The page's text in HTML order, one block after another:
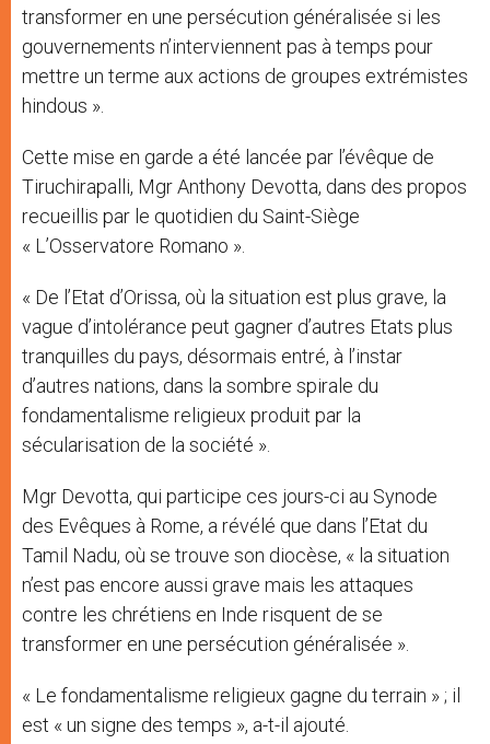
transformer en une persécution généralisée si les
gouvernements n’interviennent pas à temps pour
mettre un terme aux actions de groupes extrémistes
hindous ».
Cette mise en garde a été lancée par l’évêque de
Tiruchirapalli, Mgr Anthony Devotta, dans des propos
recueillis par le quotidien du Saint-Siège
« L’Osservatore Romano ».
« De l’Etat d’Orissa, où la situation est plus grave, la
vague d’intolérance peut gagner d’autres Etats plus
tranquilles du pays, désormais entré, à l’instar
d’autres nations, dans la sombre spirale du
fondamentalisme religieux produit par la
sécularisation de la société ».
Mgr Devotta, qui participe ces jours-ci au Synode
des Evêques à Rome, a révélé que dans l’Etat du
Tamil Nadu, où se trouve son diocèse, « la situation
n’est pas encore aussi grave mais les attaques
contre les chrétiens en Inde risquent de se
transformer en une persécution généralisée ».
« Le fondamentalisme religieux gagne du terrain » ; il
est « un signe des temps », a-t-il ajouté.